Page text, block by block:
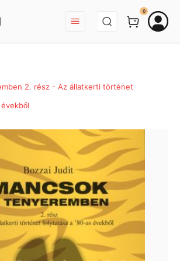
BEJELENTKEZÉS
0
2. rész - Az állatkerti történet